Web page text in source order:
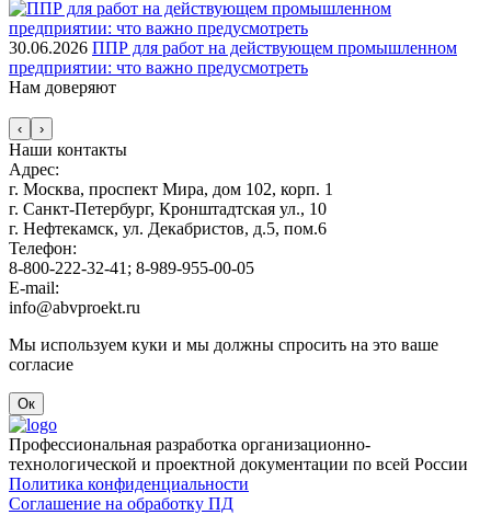
30.06.2026 ППР для работ на действующем промышленном
предприятии: что важно предусмотреть
Нам доверяют
‹ ›
Наши контакты
Адрес:
г. Москва, проспект Мира, дом 102, корп. 1
г. Санкт-Петербург, Кронштадтская ул., 10
г. Нефтекамск, ул. Декабристов, д.5, пом.6
Телефон:
8-800-222-32-41; 8-989-955-00-05
E-mail:
info@abvproekt.ru
Мы используем куки и мы должны спросить на это ваше
согласие
Ок
Профессиональная разработка организационно-
технологической и проектной документации по всей России
Политика конфиденциальности
Соглашение на обработку ПД